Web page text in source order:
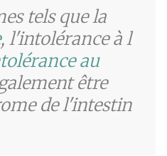
tels que la
, l'intolérance à l
au
être
de l'intestin